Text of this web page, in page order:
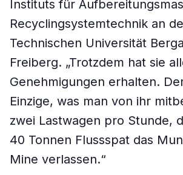
Instituts für
Recyclingsystemtechnik an
Technischen Universität
Freiberg. „Trotzdem hat sie
Genehmigungen erhalten.
Einzige, was man von ihr
zwei Lastwagen pro Stunde,
40 Tonnen Flussspat das
Mine verlassen.“